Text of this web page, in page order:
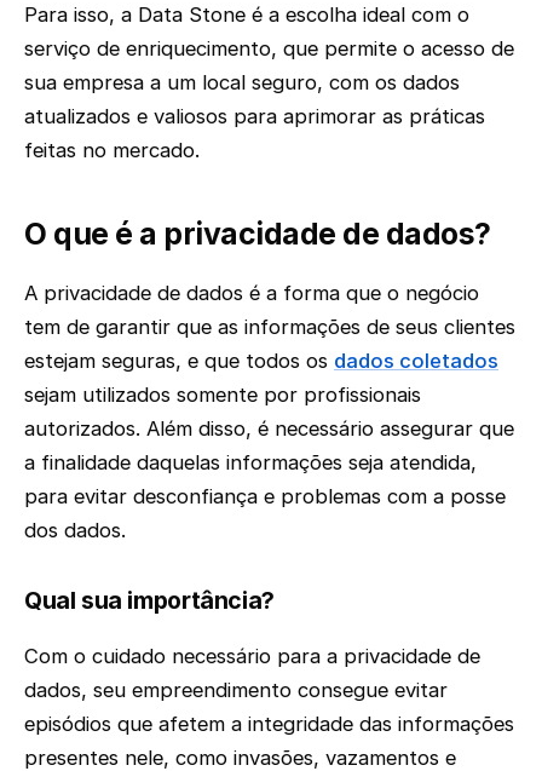
Para isso, a Data Stone é a escolha ideal com o
serviço de enriquecimento, que permite o acesso de
sua empresa a um local seguro, com os dados
atualizados e valiosos para aprimorar as práticas
feitas no mercado.
O que é a privacidade de dados?
A privacidade de dados é a forma que o negócio
tem de garantir que as informações de seus clientes
estejam seguras, e que todos os dados coletados
sejam utilizados somente por profissionais
autorizados. Além disso, é necessário assegurar que
a finalidade daquelas informações seja atendida,
para evitar desconfiança e problemas com a posse
dos dados.
Qual sua importância?
Com o cuidado necessário para a privacidade de
dados, seu empreendimento consegue evitar
episódios que afetem a integridade das informações
presentes nele, como invasões, vazamentos e